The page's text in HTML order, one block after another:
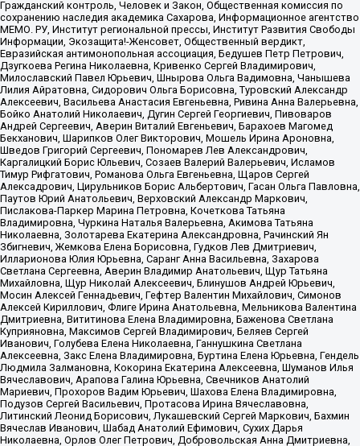
Гражданский контроль, Человек и Закон, Общественная комиссия по
сохранению наследия академика Сахарова, Информационное агентство
МЕМО. РУ, Институт региональной прессы, Институт Развития Свободы
Информации, Экозащита!-Женсовет, Общественный вердикт,
Евразийская антимонопольная ассоциация, Бедушев Петр Петрович,
Дзугкоева Регина Николаевна, Кривенко Сергей Владимирович,
Милославский Павел Юрьевич, Шнырова Ольга Вадимовна, Чанышева
Лилия Айратовна, Сидорович Ольга Борисовна, Туровский Александр
Алексеевич, Васильева Анастасия Евгеньевна, Ривина Анна Валерьевна,
Бойко Анатолий Николаевич, Дугин Сергей Георгиевич, Пивоваров
Андрей Сергеевич, Аверин Виталий Евгеньевич, Барахоев Магомед
Бекханович, Шарипков Олег Викторович, Мошель Ирина Ароновна,
Шведов Григорий Сергеевич, Пономарев Лев Александрович,
Каргалицкий Борис Юльевич, Созаев Валерий Валерьевич, Исламов
Тимур Рифгатович, Романова Ольга Евгеньевна, Щаров Сергей
Алексадрович, Цирульников Борис Альбертович, Гасан Ольга Павловна,
Паутов Юрий Анатольевич, Верховский Александр Маркович,
Пислакова-Паркер Марина Петровна, Кочеткова Татьяна
Владимировна, Чуркина Наталья Валерьевна, Акимова Татьяна
Николаевна, Золотарева Екатерина Александровна, Рачинский Ян
Збигневич, Жемкова Елена Борисовна, Гудков Лев Дмитриевич,
Илларионова Юлия Юрьевна, Саранг Анна Васильевна, Захарова
Светлана Сергеевна, Аверин Владимир Анатольевич, Щур Татьяна
Михайловна, Щур Николай Алексеевич, Блинушов Андрей Юрьевич,
Мосин Алексей Геннадьевич, Гефтер Валентин Михайлович, Симонов
Алексей Кириллович, Флиге Ирина Анатольевна, Мельникова Валентина
Дмитриевна, Вититинова Елена Владимировна, Баженова Светлана
Куприяновна, Максимов Сергей Владимирович, Беляев Сергей
Иванович, Голубева Елена Николаевна, Ганнушкина Светлана
Алексеевна, Закс Елена Владимировна, Буртина Елена Юрьевна, Гендель
Людмила Залмановна, Кокорина Екатерина Алексеевна, Шуманов Илья
Вячеславович, Арапова Галина Юрьевна, Свечников Анатолий
Мариевич, Прохоров Вадим Юрьевич, Шахова Елена Владимировна,
Подузов Сергей Васильевич, Протасова Ирина Вячеславовна,
Литинский Леонид Борисович, Лукашевский Сергей Маркович, Бахмин
Вячеслав Иванович, Шабад Анатолий Ефимович, Сухих Дарья
Николаевна, Орлов Олег Петрович, Добровольская Анна Дмитриевна,